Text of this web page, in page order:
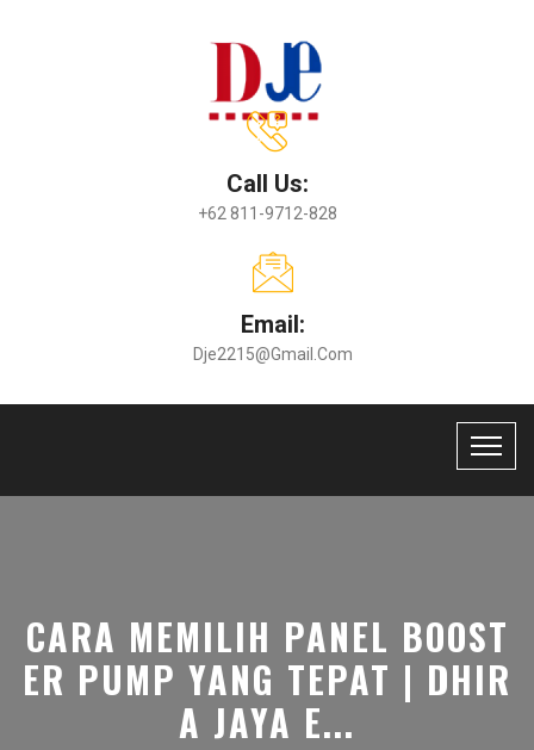
Call Us:
+62 811-9712-828
Email:
Dje2215@gmail.com
CARA MEMILIH PANEL BOOST
ER PUMP YANG TEPAT | DHIR
A JAYA E...